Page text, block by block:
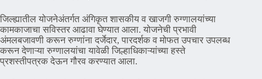
जिल्ह्यातील योजनेअंतर्गत अंगिकृत शासकीय व खाजगी रुग्णालयांच्या
कामकाजाचा सविस्तर आढावा घेण्यात आला. योजनेची प्रभावी
अंमलबजावणी करून रुग्णांना दर्जेदार, पारदर्शक व मोफत उपचार उपलब्ध
करून देणाऱ्या रुग्णालयांचा यावेळी जिल्हाधिकाऱ्यांच्या हस्ते
प्रशस्तीपत्रक देऊन गौरव करण्यात आला.